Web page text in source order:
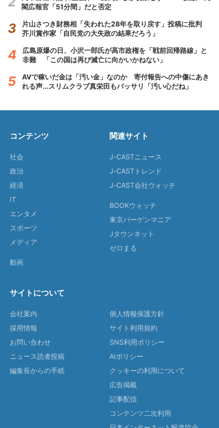
閣広報官「51分間」だと否定
片山さつき財務相「失われた28年を取り戻す」投稿に批判
芥川賞作家「自民党の大失政の結果だろう」
広島原爆の日、小沢一郎氏が高市政権を「戦前回帰路線」と
非難 「この国は再び滅亡に向かいかねない」
AVで稼いだ金は「汚い金」なのか 寄付報告への中傷にあき
れる声...スリムクラブ真栄田もバッサリ「汚い心だね」
コンテンツ
社会
政治
経済
IT
エンタメ
スポーツ
メディア
動画
関連サイト
J-CASTニュース
J-CASTトレンド
J-CAST会社ウォッチ
BOOKウォッチ
東京バーゲンマニア
Jタウンネット
ゼロまる
サイトについて
会社案内
採用情報
お問い合わせ
ニュース読者投稿
編集長からの手紙
個人情報保護方針
サイト利用規約
SNS利用ポリシー
AIポリシー
クッキーの利用について
広告掲載
記事配信
コンテンツ二次利用